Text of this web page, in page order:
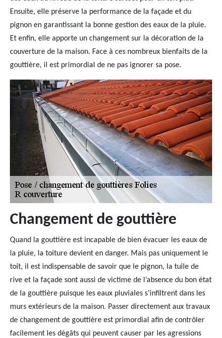
Ensuite, elle préserve la performance de la façade et du
pignon en garantissant la bonne gestion des eaux de la pluie.
Et enfin, elle apporte un changement sur la décoration de la
couverture de la maison. Face à ces nombreux bienfaits de la
gouttière, il est primordial de ne pas ignorer sa pose.
Changement de gouttière
Quand la gouttière est incapable de bien évacuer les eaux de
la pluie, la toiture devient en danger. Mais pas uniquement le
toit, il est indispensable de savoir que le pignon, la tuile de
rive et la façade sont aussi de victime de l’absence du bon état
de la gouttière puisque les eaux pluviales s’infiltrent dans les
murs extérieurs de la maison. Passer directement aux travaux
de changement de gouttière est primordial afin de contrôler
facilement les dégâts qui peuvent causer par les agressions